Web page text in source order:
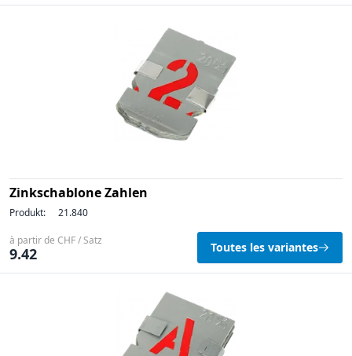
Zinkschablone Zahlen
Produkt: 21.840
à partir de CHF / Satz
9.42 Toutes les variantes